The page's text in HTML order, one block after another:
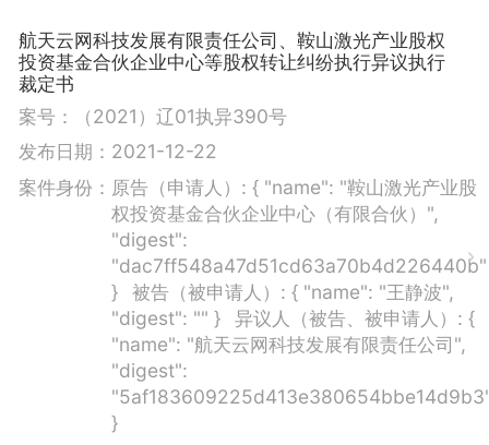
航天云网科技发展有限责任公司、鞍山激光产业股权
投资基金合伙企业中心等股权转让纠纷执行异议执行
裁定书
案号：
（2021）辽01执异390号
发布日期： 2021-12-22
案件身份： 原告（申请人）: { "name": "鞍山激光产业股
权投资基金合伙企业中心（有限合伙）",
"digest":
"dac7ff548a47d51cd63a70b4d226440b"
}
被告（被申请人）: { "name": "王静波",
"digest": "" }
异议人（被告、被申请人）: {
"name": "航天云网科技发展有限责任公司",
"digest":
}